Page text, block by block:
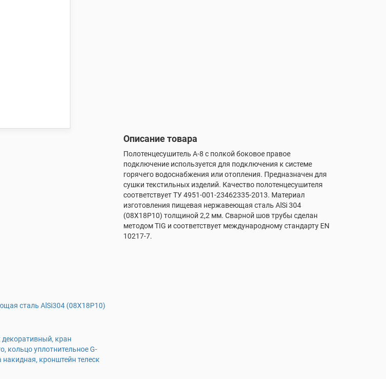
сталь AlSi304 (08Х18Р10)
декоративный, кран
кольцо уплотнительное G-
накидная, кронштейн телеск
Описание товара
Полотенцесушитель А-8 с полкой боковое правое
подключение используется для подключения к системе
горячего водоснабжения или отопления. Предназначен для
сушки текстильных изделий. Качество полотенцесушителя
соответствует ТУ 4951-001-23462335-2013. Материал
изготовления пищевая нержавеющая сталь AlSi 304
(08X18P10) толщиной 2,2 мм. Сварной шов трубы сделан
методом TIG и соответствует международному стандарту EN
10217-7.